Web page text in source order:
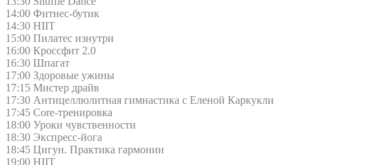
14:00 Фитнес-бутик
14:30 HIIT
15:00 Пилатес изнутри
16:00 Кроссфит 2.0
16:30 Шпагат
17:00 Здоровые ужины
17:15 Мистер драйв
17:30 Антицеллюлитная гимнастика с Еленой Каркукли
17:45 Core-тренировка
18:00 Уроки чувственности
18:30 Экспресс-йога
18:45 Цигун. Практика гармонии
19:00 HIIT